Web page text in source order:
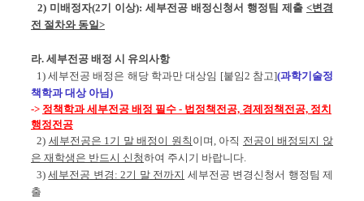
2) 미배정자(2기 이상): 세부전공 배정신청서 행정팀 제출 <변경
전 절차와 동일>
라. 세부전공 배정 시 유의사항
1) 세부전공 배정은 해당 학과만 대상임 [붙임2 참고](과학기술정
책학과 대상 아님)
-> 정책학과 세부전공 배정 필수 - 법정책전공, 경제정책전공, 정치
행정전공
2) 세부전공은 1기 말 배정이 원칙 이며, 아직 전공이 배정되지 않
은 재학생은 반드시 신청하여 주시기 바랍니다.
3)세부전공 변경: 2기 말 전까지 세부전공 변경신청서 행정팀 제
출